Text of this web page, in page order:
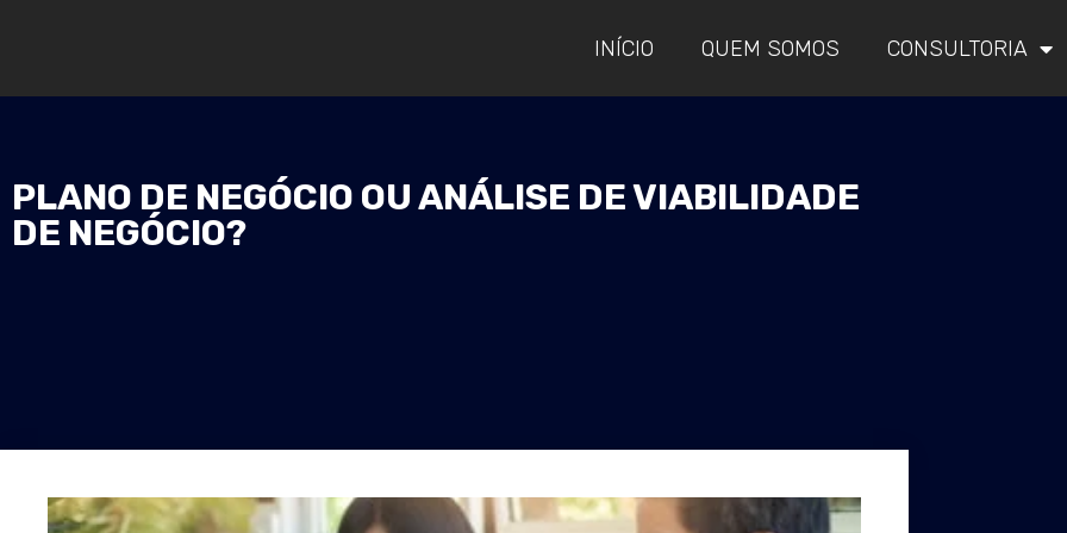
INÍCIO QUEM SOMOS CONSULTORIA
PLANO DE NEGÓCIO OU ANÁLISE DE VIABILIDADE
DE NEGÓCIO?